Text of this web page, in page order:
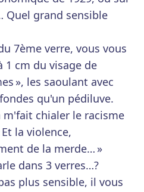
Quel grand sensible
7ème verre, vous vous
1 cm du visage de
», les saoulant avec
qu'un pédiluve.
m'fait chialer le racisme
la violence,
de la merde… »
dans 3 verres…?
plus sensible, il vous